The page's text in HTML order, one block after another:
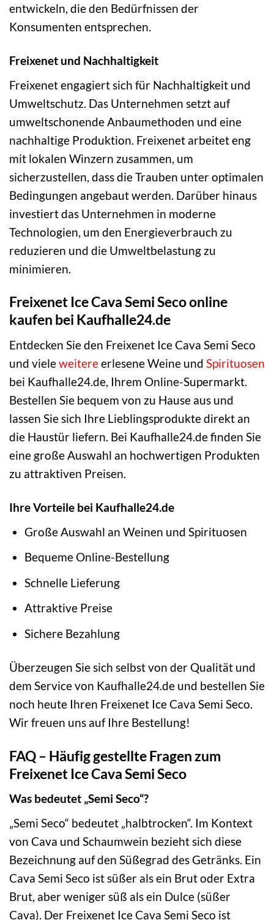
entwickeln, die den Bedürfnissen der
Konsumenten entsprechen.
Freixenet und Nachhaltigkeit
Freixenet engagiert sich für Nachhaltigkeit und
Umweltschutz. Das Unternehmen setzt auf
umweltschonende Anbaumethoden und eine
nachhaltige Produktion. Freixenet arbeitet eng
mit lokalen Winzern zusammen, um
sicherzustellen, dass die Trauben unter optimalen
Bedingungen angebaut werden. Darüber hinaus
investiert das Unternehmen in moderne
Technologien, um den Energieverbrauch zu
reduzieren und die Umweltbelastung zu
minimieren.
Freixenet Ice Cava Semi Seco online
kaufen bei Kaufhalle24.de
Entdecken Sie den Freixenet Ice Cava Semi Seco
und vieleweitereerlesene Weine und Spirituosen
bei Kaufhalle24.de, Ihrem Online-Supermarkt.
Bestellen Sie bequem von zu Hause aus und
lassen Sie sich Ihre Lieblingsprodukte direkt an
die Haustür liefern. Bei Kaufhalle24.de finden Sie
eine große Auswahl an hochwertigen Produkten
zu attraktiven Preisen.
Ihre Vorteile bei Kaufhalle24.de
Große Auswahl an Weinen und Spirituosen
Bequeme Online-Bestellung
Schnelle Lieferung
Attraktive Preise
Sichere Bezahlung
Überzeugen Sie sich selbst von der Qualität und
dem Service von Kaufhalle24.de und bestellen Sie
noch heute Ihren Freixenet Ice Cava Semi Seco.
Wir freuen uns auf Ihre Bestellung!
FAQ – Häufig gestellte Fragen zum
Freixenet Ice Cava Semi Seco
Was bedeutet „Semi Seco“?
„Semi Seco“ bedeutet „halbtrocken“. Im Kontext
von Cava und Schaumwein bezieht sich diese
Bezeichnung auf den Süßegrad des Getränks. Ein
Cava Semi Seco ist süßer als ein Brut oder Extra
Brut, aber weniger süß als ein Dulce (süßer
Cava). Der Freixenet Ice Cava Semi Seco ist